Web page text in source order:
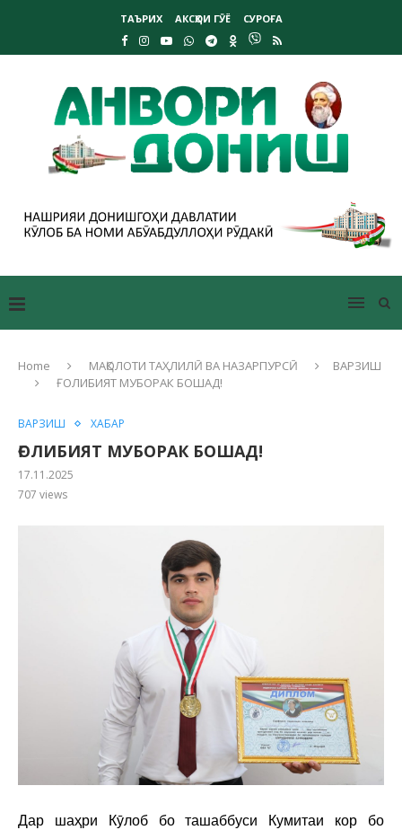
ТАЪРИХ АКСҲОИ ГӮЁ СУРОҒА
Home МАҚОЛОТИ ТАҲЛИЛӢ ВА НАЗАРПУРСӢ
ВАРЗИШ
ҒОЛИБИЯТ МУБОРАК БОШАД!
ВАРЗИШ ХАБАР
ҒОЛИБИЯТ МУБОРАК БОШАД!
17.11.2025
707 views
Дар шаҳри Кӯлоб бо ташаббуси Кумитаи кор бо